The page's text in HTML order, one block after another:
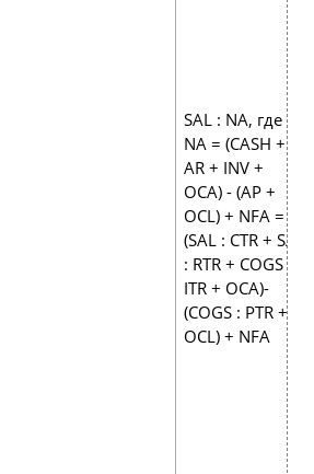
SAL : NA, где
NA = (CASH +
AR + INV +
OCA) - (АР +
OCL) + NFA =
(SAL : CTR + SAL
: RTR + COGS :
ITR + OCA)-
(COGS : PTR +
OCL) + NFA